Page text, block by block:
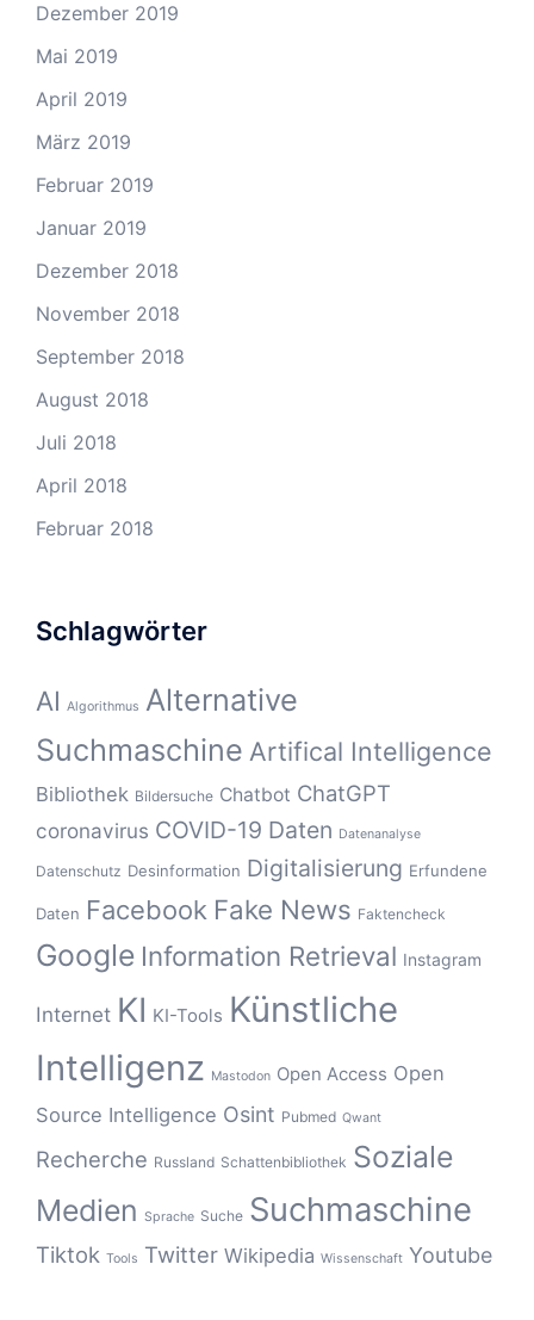
Dezember 2019
Mai 2019
April 2019
März 2019
Februar 2019
Januar 2019
Dezember 2018
November 2018
September 2018
August 2018
Juli 2018
April 2018
Februar 2018
Schlagwörter
AI Algorithmus Alternative
Suchmaschine Artifical Intelligence
Bibliothek Bildersuche Chatbot ChatGPT
coronavirus COVID-19 Daten Datenanalyse
Datenschutz Desinformation Digitalisierung Erfundene
Daten Facebook Fake News Faktencheck
Google Information Retrieval Instagram
Internet KI KI-Tools Künstliche
Intelligenz Mastodon Open Access Open
Source Intelligence Osint Pubmed Qwant
Recherche Russland Schattenbibliothek Soziale
Medien Sprache Suche Suchmaschine
Tiktok Tools Twitter Wikipedia Wissenschaft Youtube